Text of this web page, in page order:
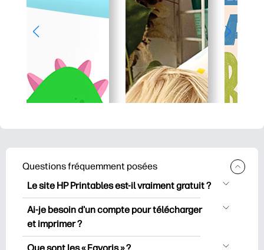
Questions fréquemment posées
Le site HP Printables est-il vraiment gratuit ?
HP Printables propose plus de 2500
documents imprimables gratuits à
télécharger et à imprimer. Découvrez
des pages de coloriage populaires, des
Ai-je besoin d'un compte pour télécharger
et imprimer ?
Vous pouvez explorer et imprimer sans